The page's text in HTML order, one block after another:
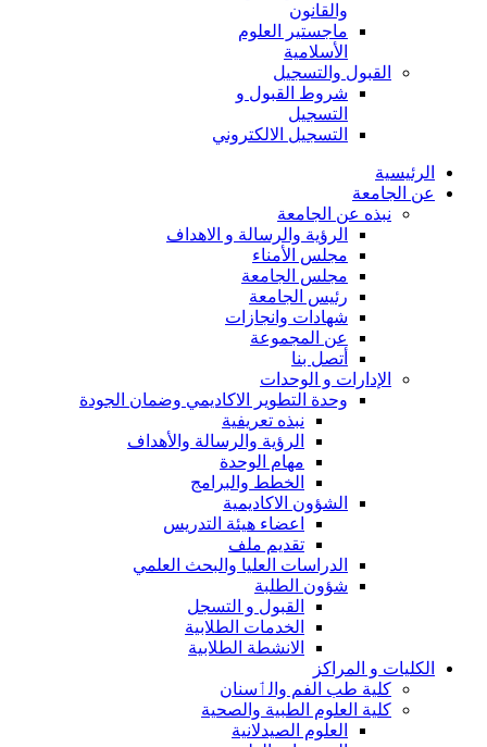
والقانون
ماجستير العلوم
الأسلامية
القبول والتسجيل
شروط القبول و
التسجيل
التسجيل الالكتروني
الرئيسية
عن الجامعة
نبذه عن الجامعة
الرؤية والرسالة و الاهداف
مجلس الأمناء
مجلس الجامعة
رئيس الجامعة
شهادات وانجازات
عن المجموعة
أتصل بنا
الإدارات و الوحدات
وحدة التطوير الاكاديمي وضمان الجودة
نبذه تعريفية
الرؤية والرسالة والأهداف
مهام الوحدة
الخطط والبرامج
الشؤون الاكاديمية
اعضاء هيئة التدريس
تقديم ملف
الدراسات العليا والبحث العلمي
شؤون الطلبة
القبول و التسجل
الخدمات الطلابية
الانشطة الطلابية
الكليات و المراكز
كلية طب الفم والٲسنان
كلية العلوم الطبية والصحية
العلوم الصيدلانية